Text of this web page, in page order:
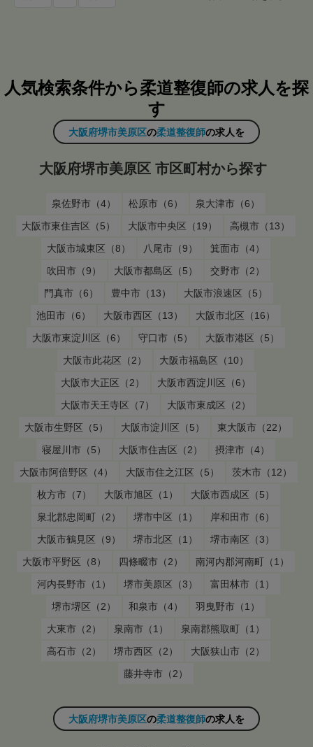
人気検索条件から柔道整復師の求人を探
す
大阪府堺市美原区の柔道整復師の求人を
大阪府堺市美原区 市区町村から探す
泉佐野市（4） 松原市（6）
泉大津市（6）
大阪市東住吉区（5）
大阪市中央区（19）
高槻市（13）
大阪市城東区（8）
八尾市（9）
箕面市（4）
吹田市（9）
大阪市都島区（5）
交野市（2）
門真市（6）
豊中市（13）
大阪市浪速区（5）
池田市（6）
大阪市西区（13）
大阪市北区（16）
大阪市東淀川区（6）
守口市（5）
大阪市港区（5）
大阪市此花区（2）
大阪市福島区（10）
大阪市大正区（2）
大阪市西淀川区（6）
大阪市天王寺区（7）
大阪市東成区（2）
大阪市生野区（5）
大阪市淀川区（5）
東大阪市（22）
寝屋川市（5）
大阪市住吉区（2）
摂津市（4）
大阪市阿倍野区（4）
大阪市住之江区（5）
茨木市（12）
枚方市（7）
大阪市旭区（1）
大阪市西成区（5）
泉北郡忠岡町（2）
堺市中区（1）
岸和田市（6）
大阪市鶴見区（9）
堺市北区（1）
堺市南区（3）
大阪市平野区（8）
四條畷市（2）
南河内郡河南町（1）
河内長野市（1）
堺市美原区（3）
富田林市（1）
堺市堺区（2）
和泉市（4）
羽曳野市（1）
大東市（2）
泉南市（1）
泉南郡熊取町（1）
高石市（2）
堺市西区（2）
大阪狭山市（2）
藤井寺市（2）
大阪府堺市美原区の柔道整復師の求人を